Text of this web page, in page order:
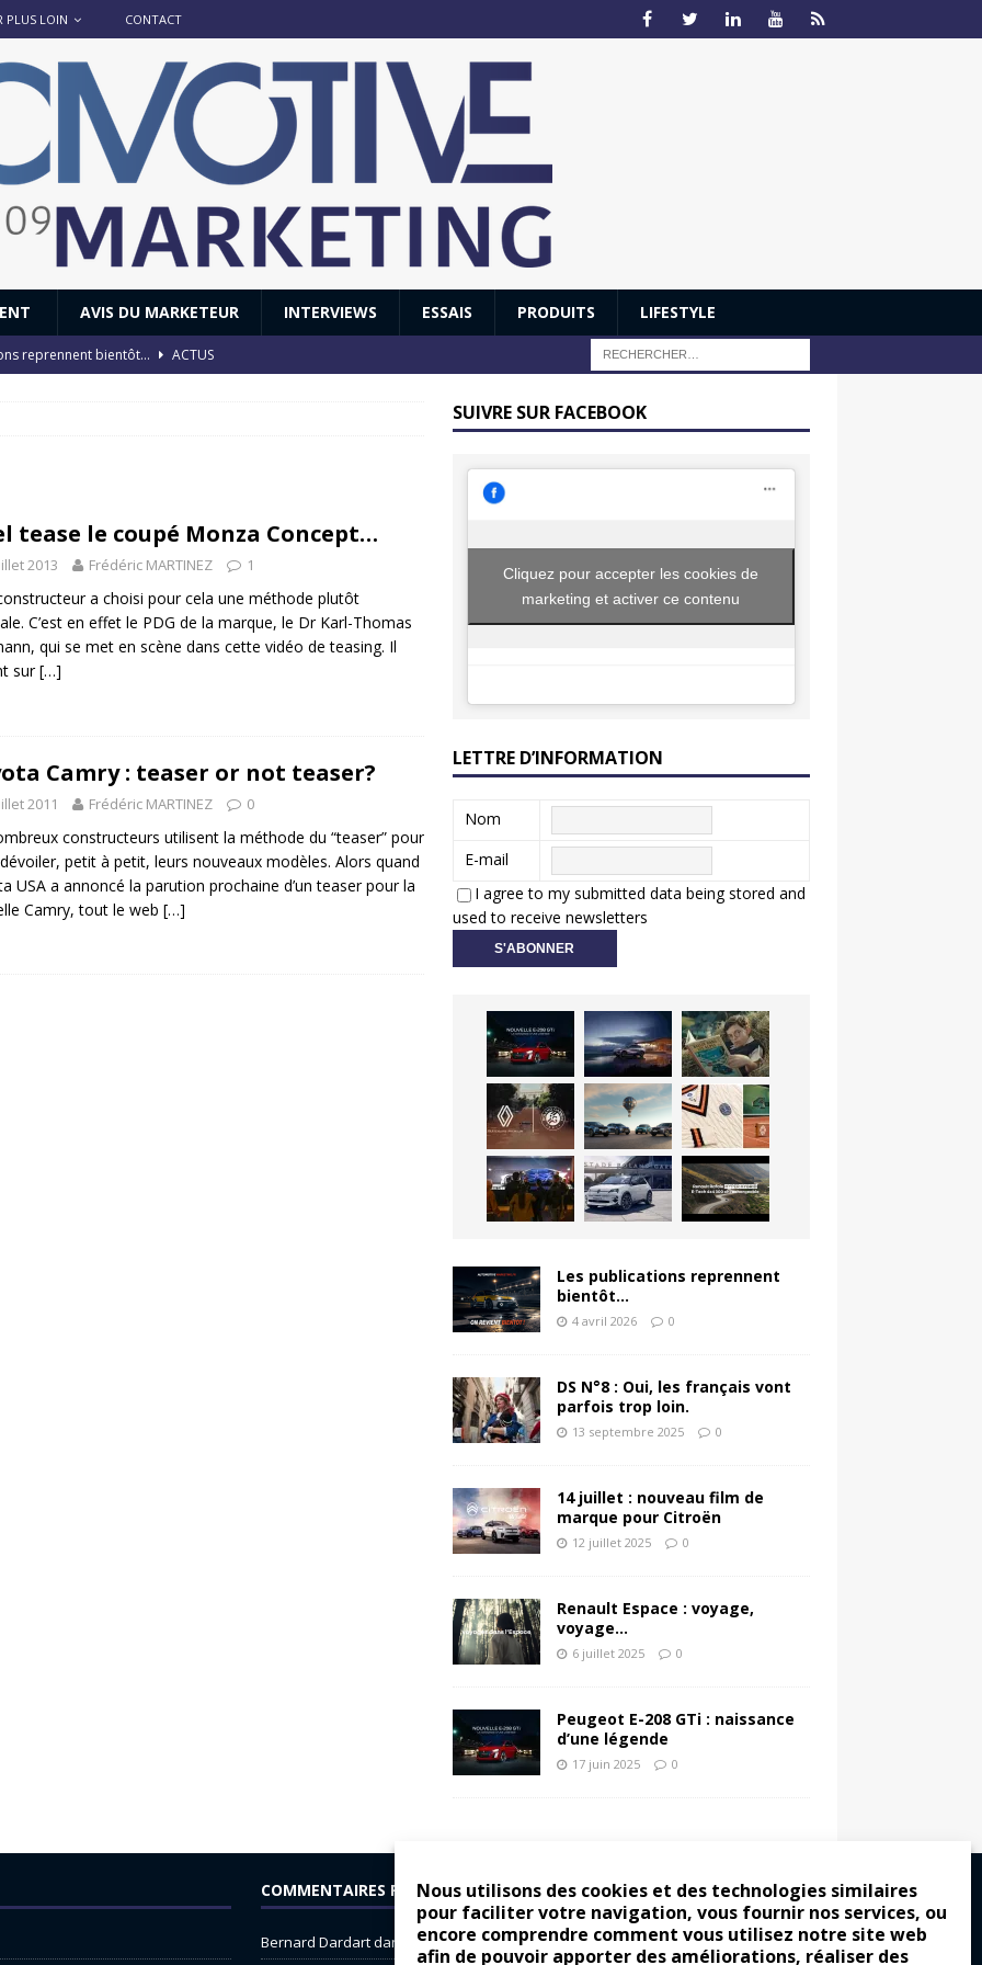
Nous utilisons des cookies et des technologies similaires
pour faciliter votre navigation, vous fournir nos services, ou
encore comprendre comment vous utilisez notre site web
afin de pouvoir apporter des améliorations, réaliser des
PLUS LOIN CONTACT
AVIS DU MARKETEUR INTERVIEWS ESSAIS PRODUITS LIFESTYLE
reprennent bientôt…
ACTUS
: Honda dévoile un spot publicitaire… confiné! ACTUS
tease le coupé Monza Concept…
2013 Frédéric MARTINEZ 1
a choisi pour cela une méthode plutôt
C’est en effet le PDG de la marque, le Dr Karl-Thomas
qui se met en scène dans cette vidéo de teasing. Il
sur[…]
Camry : teaser or not teaser?
2011 Frédéric MARTINEZ 0
constructeurs utilisent la méthode du “teaser” pour
petit à petit, leurs nouveaux modèles. Alors quand
USA a annoncé la parution prochaine d’un teaser pour la
Camry, tout le web […]
SUIVRE SUR FACEBOOK
Cliquez pour accepter les cookies de
marketing et activer ce contenu
LETTRE D’INFORMATION
Nom
E-mail
I agree to my submitted data being stored and
used to receive newsletters
Les publications reprennent
bientôt…
4 avril 2026 0
DS N°8 : Oui, les français vont
parfois trop loin.
13 septembre 2025 0
14 juillet : nouveau film de
marque pour Citroën
12 juillet 2025 0
Renault Espace : voyage,
voyage…
6 juillet 2025 0
Peugeot E-208 GTi : naissance
d’une légende
17 juin 2025 0
COMMENTAIRES RÉCENTS
Bernard Dardartdans Dacia Sandero : pour les gens vrais